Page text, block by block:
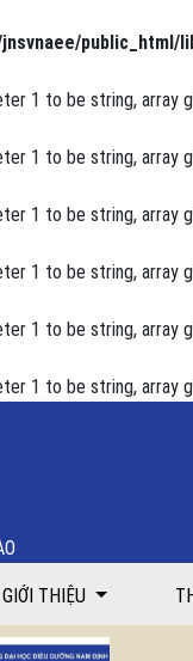
public_html/
1 to be string, array
1 to be string, array
1 to be string, array
1 to be string, array
1 to be string, array
1 to be string, array
ở trẻ dưới 5 tuổi bị
GIỚI THIỆU